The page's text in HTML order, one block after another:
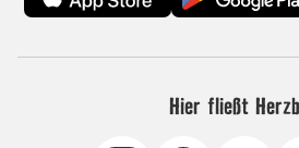
Hier fließt